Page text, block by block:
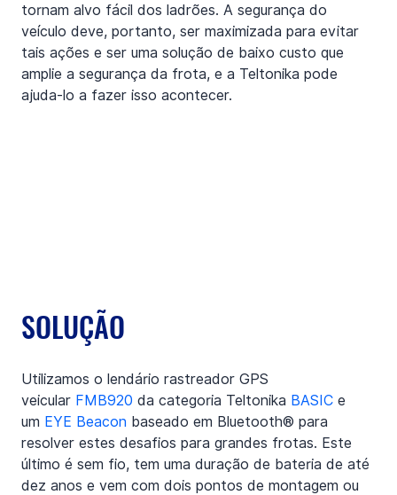
tornam alvo fácil dos ladrões. A segurança do
veículo deve, portanto, ser maximizada para evitar
tais ações e ser uma solução de baixo custo que
amplie a segurança da frota, e a Teltonika pode
ajuda-lo a fazer isso acontecer.
SOLUÇÃO
Utilizamos o lendário rastreador GPS
veicular FMB920 da categoria Teltonika BASIC e
um EYE Beacon baseado em Bluetooth® para
resolver estes desafios para grandes frotas. Este
último é sem fio, tem uma duração de bateria de até
dez anos e vem com dois pontos de montagem ou